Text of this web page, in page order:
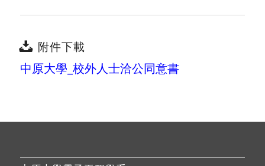
附件下載
中原大學_校外人士洽公同意書